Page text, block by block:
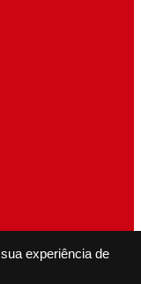
experiência de